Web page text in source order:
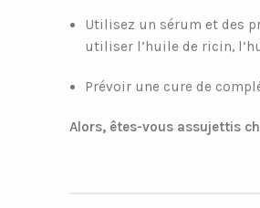
Utilisez un sérum et des
utiliser l’huile de ricin,
Prévoir une cure de
Alors, êtes-vous assujettis